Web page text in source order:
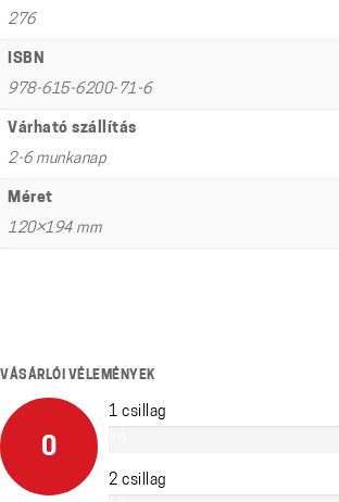
276
ISBN
978-615-6200-71-6
Várható szállítás
2-6 munkanap
Méret
120×194 mm
VÁSÁRLÓI VÉLEMÉNYEK
0
1 csillag
2 csillag